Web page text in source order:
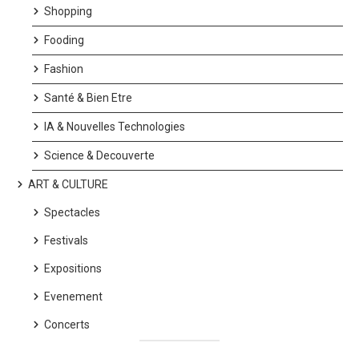
Shopping
Fooding
Fashion
Santé & Bien Etre
IA & Nouvelles Technologies
Science & Decouverte
ART & CULTURE
Spectacles
Festivals
Expositions
Evenement
Concerts